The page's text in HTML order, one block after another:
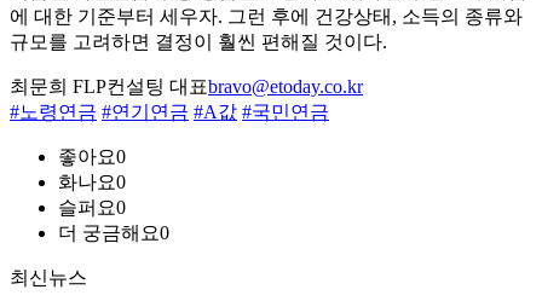
에 대한 기준부터 세우자. 그런 후에 건강상태, 소득의 종류와
규모를 고려하면 결정이 훨씬 편해질 것이다.
최문희 FLP컨설팅 대표bravo@etoday.co.kr
#노령연금 #연기연금 #A값 #국민연금
좋아요0
화나요0
슬퍼요0
더 궁금해요0
최신뉴스